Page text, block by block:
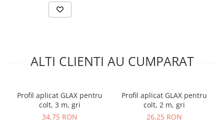
ALTI CLIENTI AU CUMPARAT
Profil aplicat GLAX pentru
colt, 3 m, gri
34,75 RON
Profil aplicat GLAX pentru
colt, 2 m, gri
26,25 RON